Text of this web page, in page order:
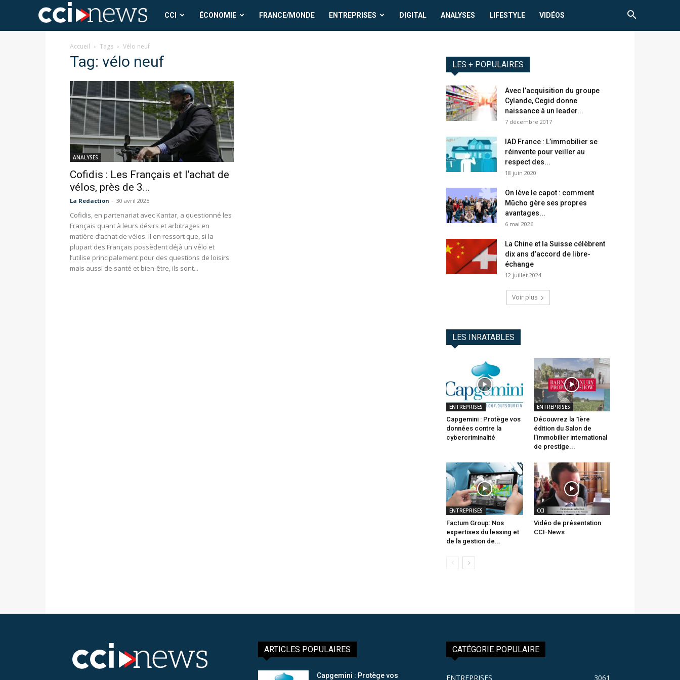
CCICCI ÉCONOMIE FRANCE/MONDE ENTREPRISES DIGITAL ANALYSES LIFESTYLE VIDÉOS
Accueil Tags Vélo neuf
Tag: vélo neuf
ANALYSES
Cofidis : Les Français et l’achat de
vélos, près de 3...
La Redaction - 30 avril 2025
Cofidis, en partenariat avec Kantar, a questionné les
Français quant à leurs désirs et arbitrages en
matière d’achat de vélos. Il en ressort que, si la
plupart des Français possèdent déjà un vélo et
l’utilise principalement pour des questions de loisirs
mais aussi de santé et bien-être, ils sont...
LES + POPULAIRES
Avec l’acquisition du groupe
Cylande, Cegid donne
naissance à un leader...
7 décembre 2017
IAD France : L’immobilier se
réinvente pour veiller au
respect des...
18 juin 2020
On lève le capot : comment
Mūcho gère ses propres
avantages...
6 mai 2026
La Chine et la Suisse célèbrent
dix ans d’accord de libre-
échange
12 juillet 2024
Voir plus
LES INRATABLES
ENTREPRISES
Capgemini : Protège vos
données contre la
cybercriminalité
ENTREPRISES
Découvrez la 1ère
édition du Salon de
l’immobilier international
de prestige...
ENTREPRISES
Factum Group: Nos
expertises du leasing et
de la gestion de...
CCI
Vidéo de présentation
CCI-News
ARTICLES POPULAIRES
Capgemini : Protège vos
CATÉGORIE POPULAIRE
ENTREPRISES 3061